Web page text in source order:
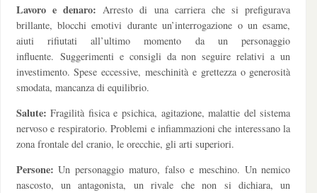
Lavoro e denaro: Arresto di una carriera che si prefigurava
brillante, blocchi emotivi durante un’interrogazione o un esame,
aiuti rifiutati all’ultimo momento da un personaggio
influente. Suggerimenti e consigli da non seguire relativi a un
investimento. Spese eccessive, meschinità e grettezza o generosità
smodata, mancanza di equilibrio.
Salute: Fragilità fisica e psichica, agitazione, malattie del sistema
nervoso e respiratorio. Problemi e infiammazioni che interessano la
zona frontale del cranio, le orecchie, gli arti superiori.
Persone: Un personaggio maturo, falso e meschino. Un nemico
nascosto, un antagonista, un rivale che non si dichiara, un